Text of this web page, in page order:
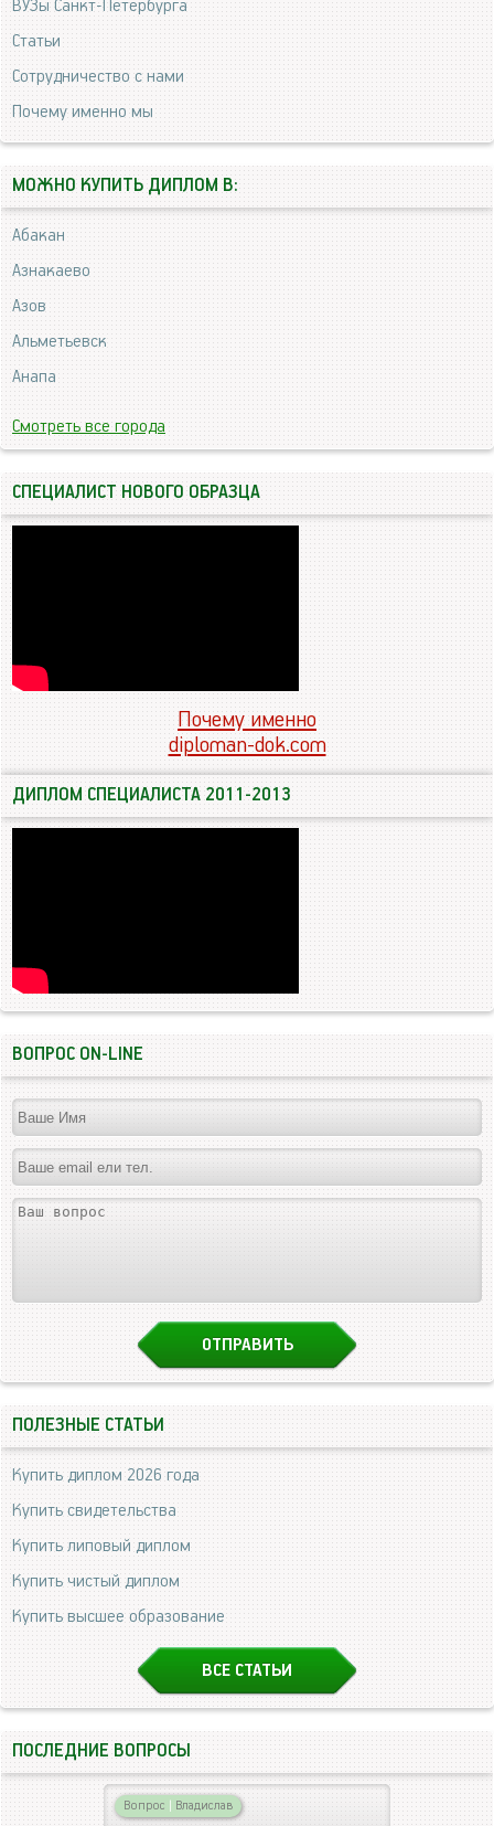
ВУЗы Санкт-Петербурга
Статьи
Сотрудничество с нами
Почему именно мы
МОЖНО КУПИТЬ ДИПЛОМ В:
Абакан
Азнакаево
Азов
Альметьевск
Анапа
Смотреть все города
СПЕЦИАЛИСТ НОВОГО ОБРАЗЦА
Почему именно
diploman-dok.com
ДИПЛОМ СПЕЦИАЛИСТА 2011-2013
ВОПРОС ON-LINE
ПОЛЕЗНЫЕ СТАТЬИ
Купить диплом 2026 года
Купить свидетельства
Купить липовый диплом
Купить чистый диплом
Купить высшее образование
ВСЕ СТАТЬИ
ПОСЛЕДНИЕ ВОПРОСЫ
Вопрос | Владислав